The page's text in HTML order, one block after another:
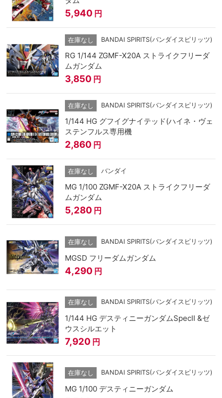
5,940 円
在庫なし BANDAI SPIRITS(バンダイスピリッツ)
RG 1/144 ZGMF-X20A ストライクフリーダ
ムガンダム
3,850 円
在庫なし BANDAI SPIRITS(バンダイスピリッツ)
1/144 HG グフイグナイテッド(ハイネ・ヴェ
ステンフルス専用機
2,860 円
在庫なし バンダイ
MG 1/100 ZGMF-X20A ストライクフリーダ
ムガンダム
5,280 円
在庫なし BANDAI SPIRITS(バンダイスピリッツ)
MGSD フリーダムガンダム
4,290 円
在庫なし BANDAI SPIRITS(バンダイスピリッツ)
1/144 HG デスティニーガンダムSpecII &ゼ
ウスシルエット
7,920 円
在庫なし BANDAI SPIRITS(バンダイスピリッツ)
MG 1/100 デスティニーガンダム